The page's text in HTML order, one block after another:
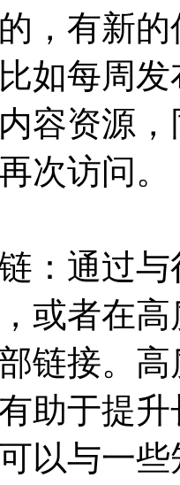
，有新
如每周
容资源
次访问。
：通过
或者在
链接。
助于提
以与一